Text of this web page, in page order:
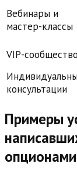
Вебинары и
мастер-классы
VIP-сообщество
консультации
Примеры
опционами